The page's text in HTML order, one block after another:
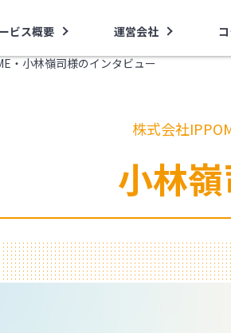
ビス概要 運営会社
・小林嶺司様のインタビュー
株式会社
小林